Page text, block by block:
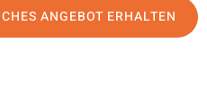
ANGEBOT ERHALTEN